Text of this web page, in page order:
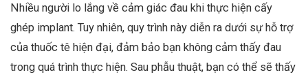
Nhiều người lo lắng về cảm giác đau khi thực hiện cấy
ghép implant. Tuy nhiên, quy trình này diễn ra dưới sự hỗ trợ
của thuốc tê hiện đại, đảm bảo bạn không cảm thấy đau
trong quá trình thực hiện. Sau phẫu thuật, bạn có thể sẽ thấy